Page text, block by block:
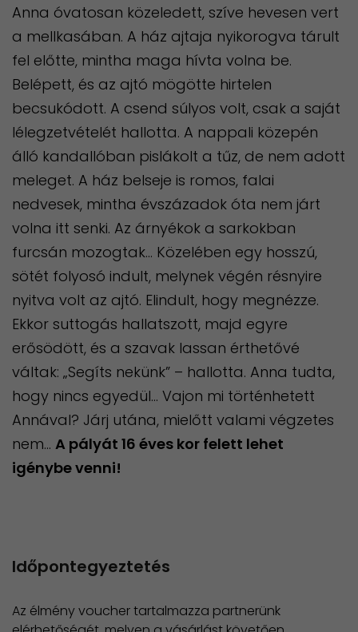
Anna óvatosan közeledett, szíve hevesen vert
a mellkasában. A ház ajtaja nyikorogva tárult
fel előtte, mintha maga hívta volna be.
Belépett, és az ajtó mögötte hirtelen
becsukódott. A csend súlyos volt, csak a saját
lélegzetvételét hallotta. A nappali közepén
álló kandallóban pislákolt a tűz, de nem adott
meleget. A ház belseje is romos, falai
nedvesek, mintha évszázadok óta nem járt
volna itt senki. Az árnyékok a sarkokban
furcsán mozogtak… Közelében egy hosszú,
sötét folyosó indult, melynek végén résnyire
nyitva volt az ajtó. Elindult, hogy megnézze.
Ekkor suttogás hallatszott, majd egyre
erősödött, és a szavak lassan érthetővé
váltak: „Segíts nekünk” – hallotta. Anna tudta,
hogy nincs egyedül… Vajon mi történhetett
Annával? Járj utána, mielőtt valami végzetes
nem… A pályát 16 éves kor felett lehet
igénybe venni!
Időpontegyeztetés
Az élmény voucher tartalmazza partnerünk